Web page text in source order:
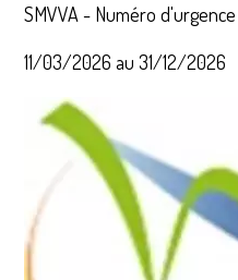
SMVVA - Numéro d'urgence
11/03/2026 au 31/12/2026